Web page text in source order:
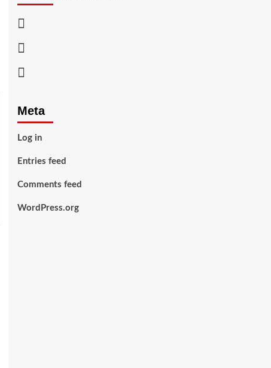
Meta
Log in
Entries feed
Comments feed
WordPress.org